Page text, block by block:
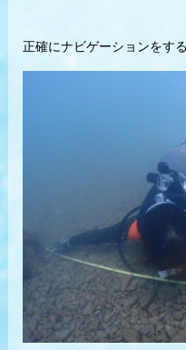
正確にナビゲーションをす